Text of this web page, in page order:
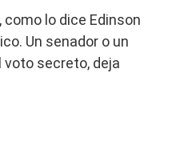
como lo dice Edinson
Un senador o un
secreto, deja